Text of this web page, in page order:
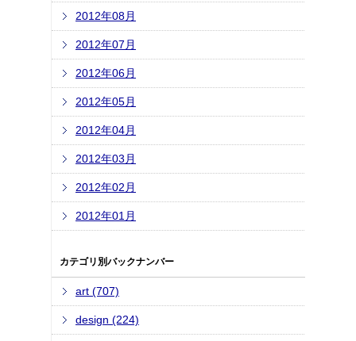
2012年08月
2012年07月
2012年06月
2012年05月
2012年04月
2012年03月
2012年02月
2012年01月
カテゴリ別バックナンバー
art (707)
design (224)